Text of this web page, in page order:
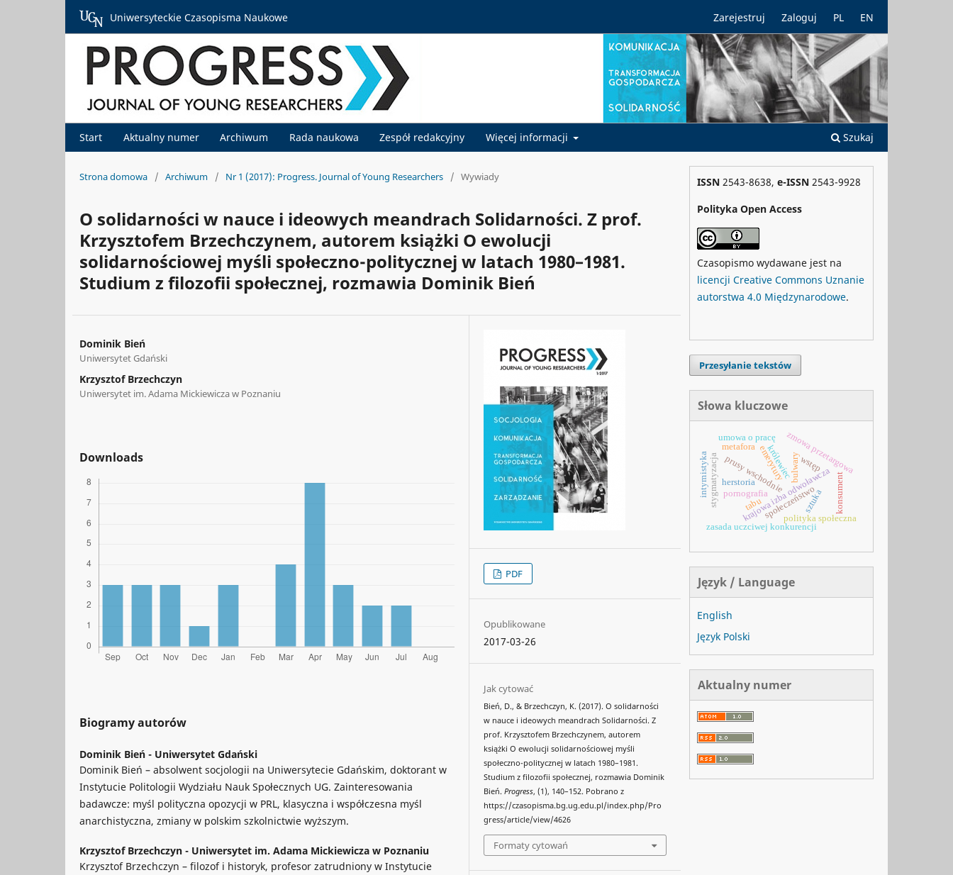
Start Aktualny numer Archiwum Rada naukowa Zespół redakcyjny Więcej informacji Szukaj
Zarejestruj Zaloguj PL EN
Uniwersyteckie Czasopisma Naukowe
Strona domowa / Archiwum / Nr 1 (2017): Progress. Journal of Young Researchers / Wywiady
O solidarności w nauce i ideowych meandrach Solidarności. Z prof.
Krzysztofem Brzechczynem, autorem książki O ewolucji
solidarnościowej myśli społeczno-politycznej w latach 1980–1981.
Studium z filozofii społecznej, rozmawia Dominik Bień
Dominik Bień
Uniwersytet Gdański
Krzysztof Brzechczyn
Uniwersytet im. Adama Mickiewicza w Poznaniu
Downloads
Biogramy autorów
Dominik Bień - Uniwersytet Gdański
Dominik Bień – absolwent socjologii na Uniwersytecie Gdańskim, doktorant w
Instytucie Politologii Wydziału Nauk Społecznych UG. Zainteresowania
badawcze: myśl polityczna opozycji w PRL, klasyczna i współczesna myśl
anarchistyczna, zmiany w polskim szkolnictwie wyższym.
Krzysztof Brzechczyn - Uniwersytet im. Adama Mickiewicza w Poznaniu
Krzysztof Brzechczyn – filozof i historyk, profesor zatrudniony w Instytucie
PDF
Opublikowane
2017-03-26
Jak cytować
Bień, D., & Brzechczyn, K. (2017). O solidarności
w nauce i ideowych meandrach Solidarności. Z
prof. Krzysztofem Brzechczynem, autorem
książki O ewolucji solidarnościowej myśli
społeczno-politycznej w latach 1980–1981.
Studium z filozofii społecznej, rozmawia Dominik
Bień.Progress, (1), 140–152. Pobrano z
https://czasopisma.bg.ug.edu.pl/index.php/Pro
gress/article/view/4626
Formaty cytowań
ISSN 2543-8638, e-ISSN 2543-9928
Polityka Open Access
Czasopismo wydawane jest na
licencji Creative Commons Uznanie
autorstwa 4.0 Międzynarodowe.
Przesyłanie tekstów
Słowa kluczowe
bulwary
krajowa izba odwoławcza
prusy wschodnie
emerytury
społeczeństwo
zmowa przetargowa
zasada uczciwej konkurencji
sztuka
polityka społeczna
pornografia
tabu
stygmatyzacja
umowa o pracę
królewiec
konsument
intymistyka wstęp
herstoria
metafora
Język / Language
English
Język Polski
Aktualny numer